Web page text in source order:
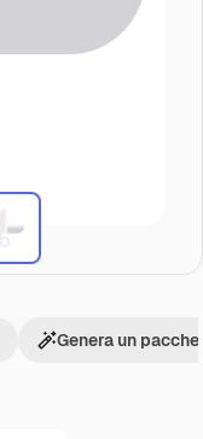
Genera un